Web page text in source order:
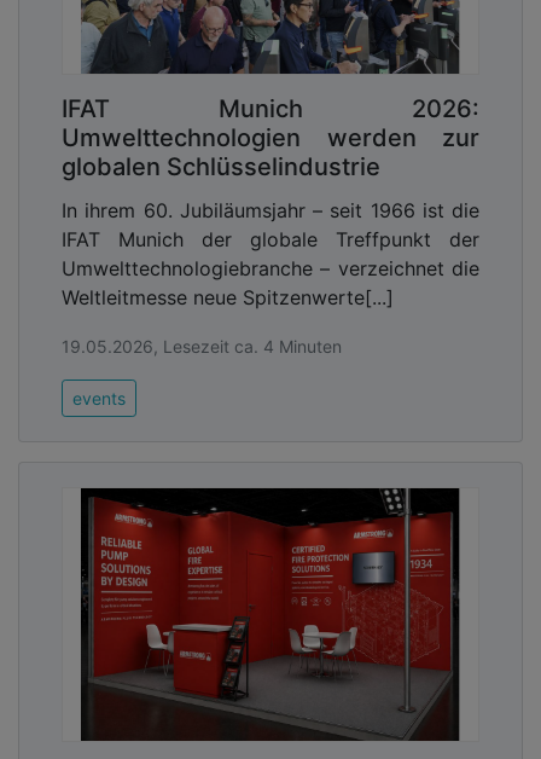
IFAT Munich 2026:
Umwelttechnologien werden zur
globalen Schlüsselindustrie
In ihrem 60. Jubiläumsjahr – seit 1966 ist die
IFAT Munich der globale Treffpunkt der
Umwelttechnologiebranche – verzeichnet die
Weltleitmesse neue Spitzenwerte[...]
19.05.2026, Lesezeit ca. 4 Minuten
events